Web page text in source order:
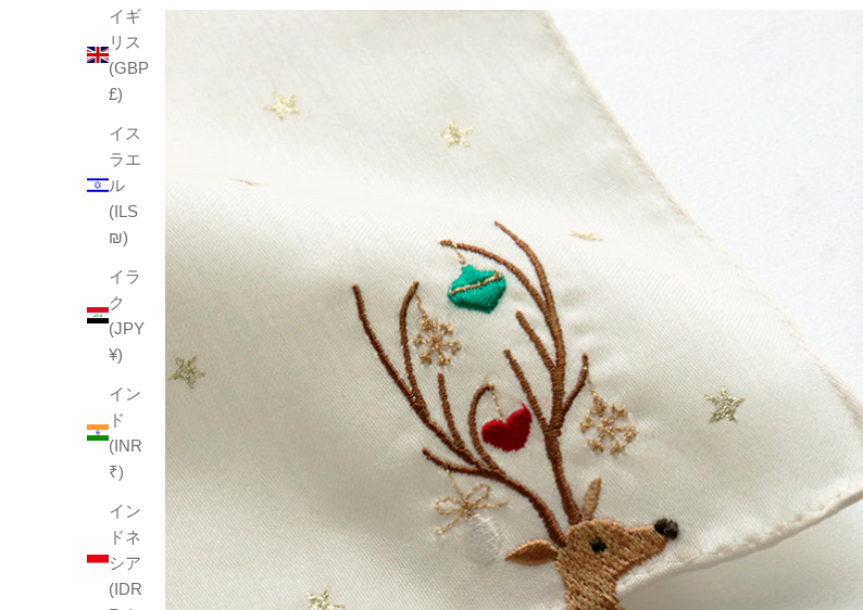
イギ
リス
(GBP
£)
イス
ラエ
ル
(ILS
₪)
イラ
ク
(JPY
¥)
イン
ド
(INR
₹)
イン
ドネ
シア
(IDR